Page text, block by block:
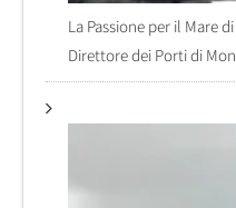
La Passione per il Mare
Direttore dei Porti di